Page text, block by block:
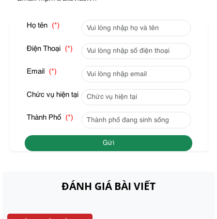
Họ tên (*)
Điện Thoại (*)
Email (*)
Chức vụ hiện tại
Thành Phố (*)
Gửi
ĐÁNH GIÁ BÀI VIẾT